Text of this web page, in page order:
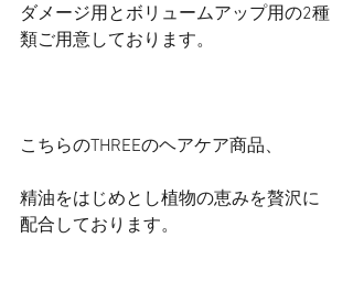
ダメージ用とボリュームアップ用の2種
類ご用意しております。
こちらのTHREEのヘアケア商品、
精油をはじめとし植物の恵みを贅沢に
配合しております。